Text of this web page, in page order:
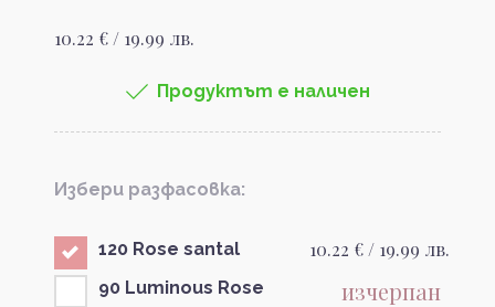
10.22 € / 19.99 лв.
Продуктът е наличен
Избери разфасовка:
120 Rose santal 10.22 € / 19.99 лв.
90 Luminous Rose изчерпан